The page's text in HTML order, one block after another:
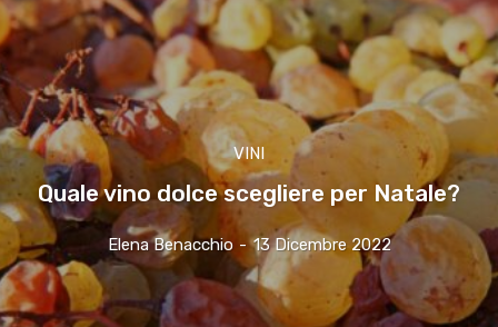
VINI
Quale vino dolce scegliere per Natale?
Elena Benacchio - 13 Dicembre 2022